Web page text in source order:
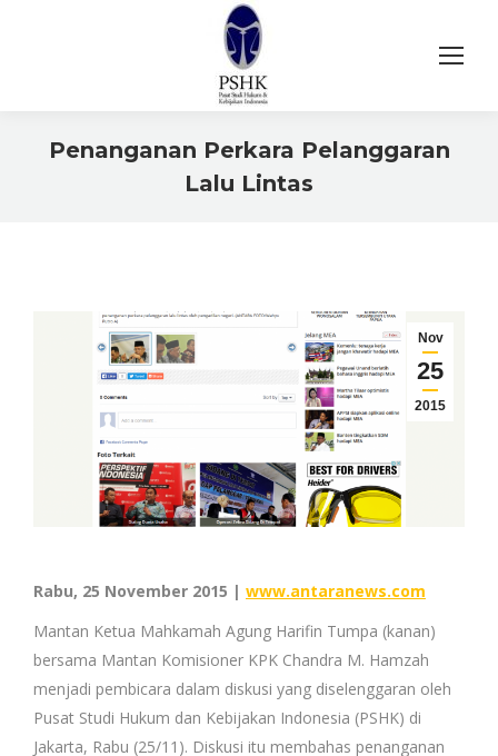
Penanganan Perkara Pelanggaran
Lalu Lintas
Nov
25
2015
Rabu, 25 November 2015 | www.antaranews.com
Mantan Ketua Mahkamah Agung Harifin Tumpa (kanan)
bersama Mantan Komisioner KPK Chandra M. Hamzah
menjadi pembicara dalam diskusi yang diselenggaran oleh
Pusat Studi Hukum dan Kebijakan Indonesia (PSHK) di
Jakarta, Rabu (25/11). Diskusi itu membahas penanganan